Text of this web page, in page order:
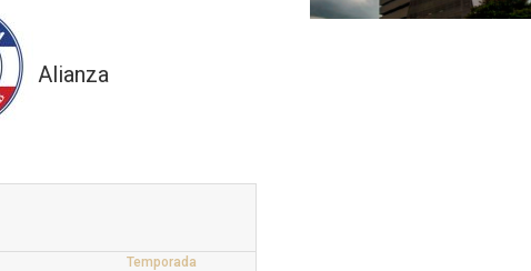
Alianza
Temporada